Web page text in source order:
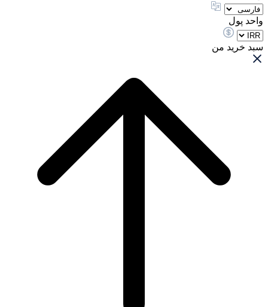
واحد پول
سبد خرید من